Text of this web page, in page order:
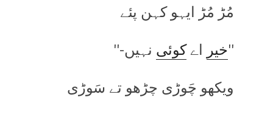
مُڑ مُڑ ایہو کہن پئے
''خیر اےکوئی نہیں-''
ویکھو چَوڑی چڑھو تے سَوڑی